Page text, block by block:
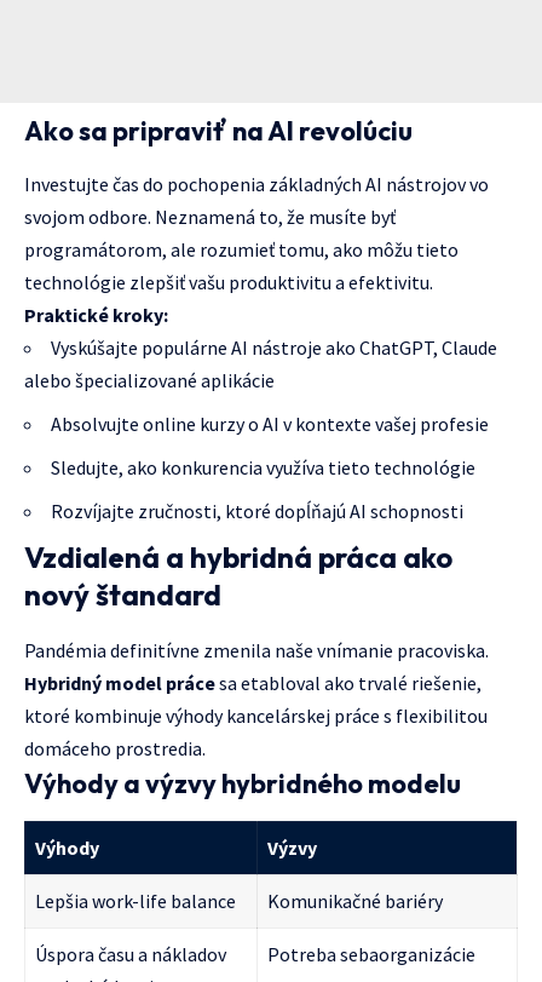
Ako sa pripraviť na AI revolúciu
Investujte čas do pochopenia základných AI nástrojov vo
svojom odbore. Neznamená to, že musíte byť
programátorom, ale rozumieť tomu, ako môžu tieto
technológie zlepšiť vašu produktivitu a efektivitu.
Praktické kroky:
Vyskúšajte populárne AI nástroje ako ChatGPT, Claude
alebo špecializované aplikácie
Absolvujte online kurzy o AI v kontexte vašej profesie
Sledujte, ako konkurencia využíva tieto technológie
Rozvíjajte zručnosti, ktoré dopĺňajú AI schopnosti
Vzdialená a hybridná práca ako
nový štandard
Pandémia definitívne zmenila naše vnímanie pracoviska.
Hybridný model prácesa etabloval ako trvalé riešenie,
ktoré kombinuje výhody kancelárskej práce s flexibilitou
domáceho prostredia.
Výhody a výzvy hybridného modelu
Výhody Výzvy
Lepšia work-life balance Komunikačné bariéry
Úspora času a nákladov
Potreba sebaorganizácie